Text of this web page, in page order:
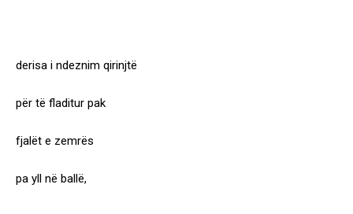
derisa i ndeznim qirinjtë
për të fladitur pak
fjalët e zemrës
pa yll në ballë,